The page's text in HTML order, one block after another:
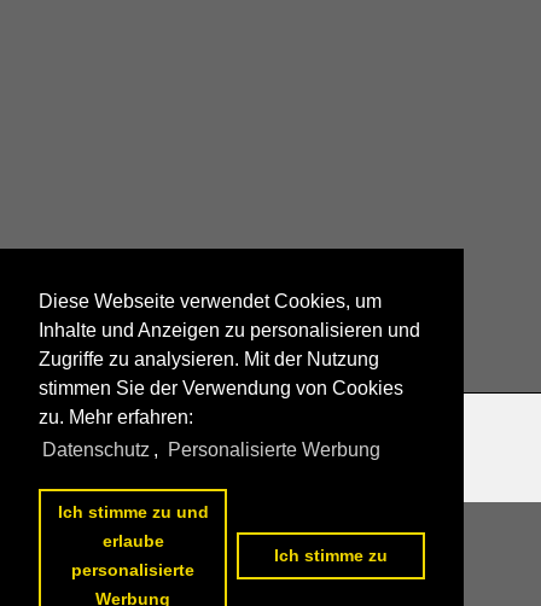
Datenschutzerklärung Impressum
Diese Webseite verwendet Cookies, um
Inhalte und Anzeigen zu personalisieren und
Zugriffe zu analysieren. Mit der Nutzung
stimmen Sie der Verwendung von Cookies
zu. Mehr erfahren:
Datenschutz , Personalisierte Werbung
Ich stimme zu und
erlaube
personalisierte
Werbung
Ich stimme zu